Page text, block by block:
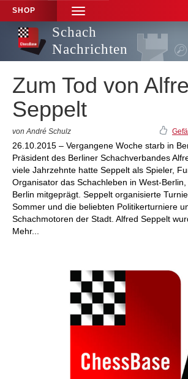
SHOP
TOGGLE
NAVIGATION
Schach
Nachrichten
Zum Tod von
Seppelt
von André Schulz
26.10.2015 – Vergangene Woche starb in
Präsident des Berliner Schachverbandes
viele Jahrzehnte hatte Seppelt als Spieler,
Organisator das Schachleben in West-
Berlin mitgeprägt. Seppelt organisierte
Sommer und die beliebten Politikerturniere
Schachmotoren der Stadt. Alfred Seppelt
Mehr...